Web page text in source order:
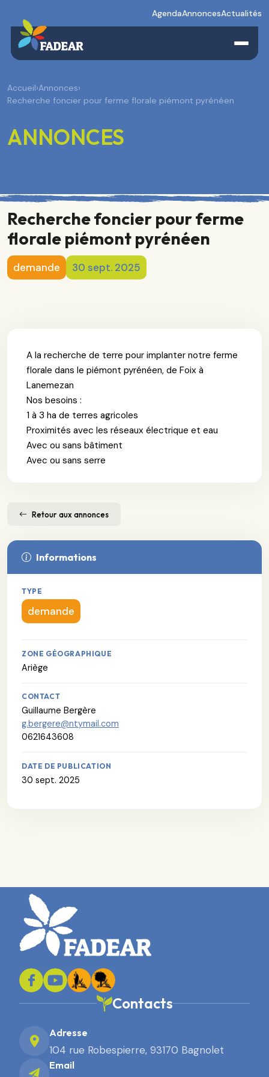
AgendaAnnoncesActualités
Accueil›Annonces›
Recherche foncier pour ferme florale piémont pyrénéen
ANNONCES
Recherche foncier pour ferme
florale piémont pyrénéen
demande 30 sept. 2025
A la recherche de terre pour implanter notre ferme
florale dans le piémont pyrénéen, de Foix à
Lanemezan
Nos besoins :
1 à 3 ha de terres agricoles
Proximités avec les réseaux électrique et eau
Avec ou sans bâtiment
Avec ou sans serre
Retour aux annonces
Informations
TYPE
demande
ZONE GÉOGRAPHIQUE
Ariège
CONTACT
Guillaume Bergère
g.bergere@ntymail.com
0621643608
DATE DE PUBLICATION
30 sept. 2025
Contacts
Adresse
104 rue Robespierre, 93170 Bagnolet
Email